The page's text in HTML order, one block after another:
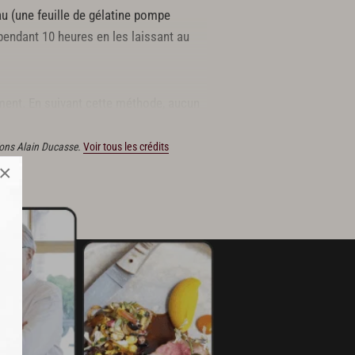
×
(une feuille de gélatine pompe
10 heures en les laissant au
Alain Ducasse. Voir tous les crédits